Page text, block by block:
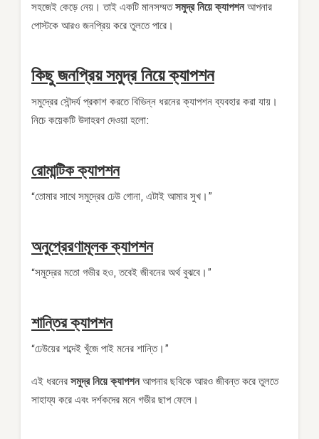
সহজেই কেড়ে নেয়। তাই একটি মানসম্মতসমুদ্র নিয়ে ক্যাপশনআপনার
পোস্টকে আরও জনপ্রিয় করে তুলতে পারে।
কিছু জনপ্রিয় সমুদ্র নিয়ে ক্যাপশন
সমুদ্রের সৌন্দর্য প্রকাশ করতে বিভিন্ন ধরনের ক্যাপশন ব্যবহার করা যায়।
নিচে কয়েকটি উদাহরণ দেওয়া হলো:
রোমান্টিক ক্যাপশন
“তোমার সাথে সমুদ্রের ঢেউ গোনা, এটাই আমার সুখ।”
অনুপ্রেরণামূলক ক্যাপশন
“সমুদ্রের মতো গভীর হও, তবেই জীবনের অর্থ বুঝবে।”
শান্তির ক্যাপশন
“ঢেউয়ের শব্দেই খুঁজে পাই মনের শান্তি।”
এই ধরনের সমুদ্র নিয়ে ক্যাপশনআপনার ছবিকে আরও জীবন্ত করে তুলতে
সাহায্য করে এবং দর্শকদের মনে গভীর ছাপ ফেলে।